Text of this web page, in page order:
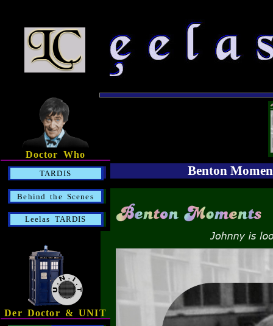
Doctor Who
TARDIS
Behind the Scenes
Leelas TARDIS
Der Doctor & UNIT
Benton